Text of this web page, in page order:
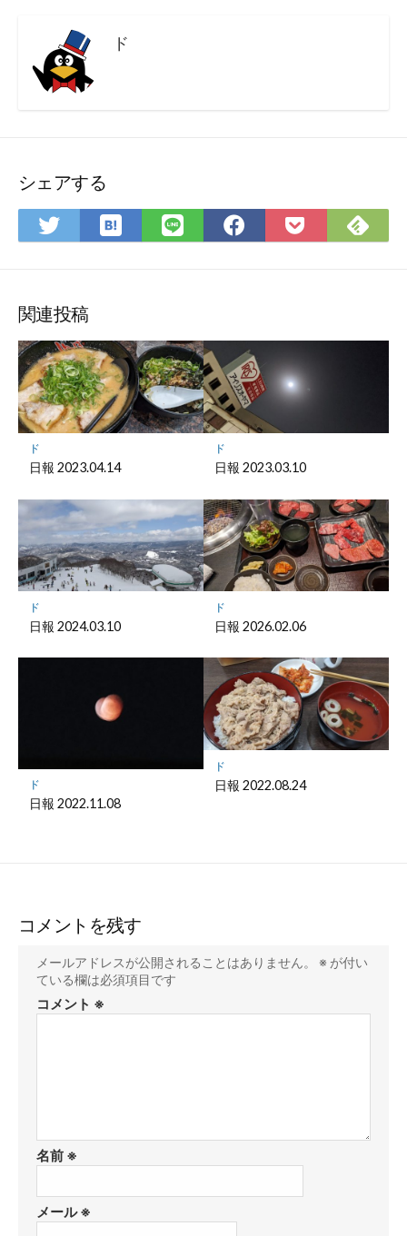
ド
シェアする
Twitter
で
ア
は
て
マ
ー
ク
に
保
存
LINE
で
Facebook
で
Pocket
に
で
関連投稿
ド
日報 2023.04.14
ド
日報 2023.03.10
ド
日報 2024.03.10
ド
日報 2026.02.06
ド
日報 2022.11.08
ド
日報 2022.08.24
コメントを残す
メールアドレスが公開されることはありません。 ※ が付い
ている欄は必須項目です
コメント ※
名前 ※
メール※